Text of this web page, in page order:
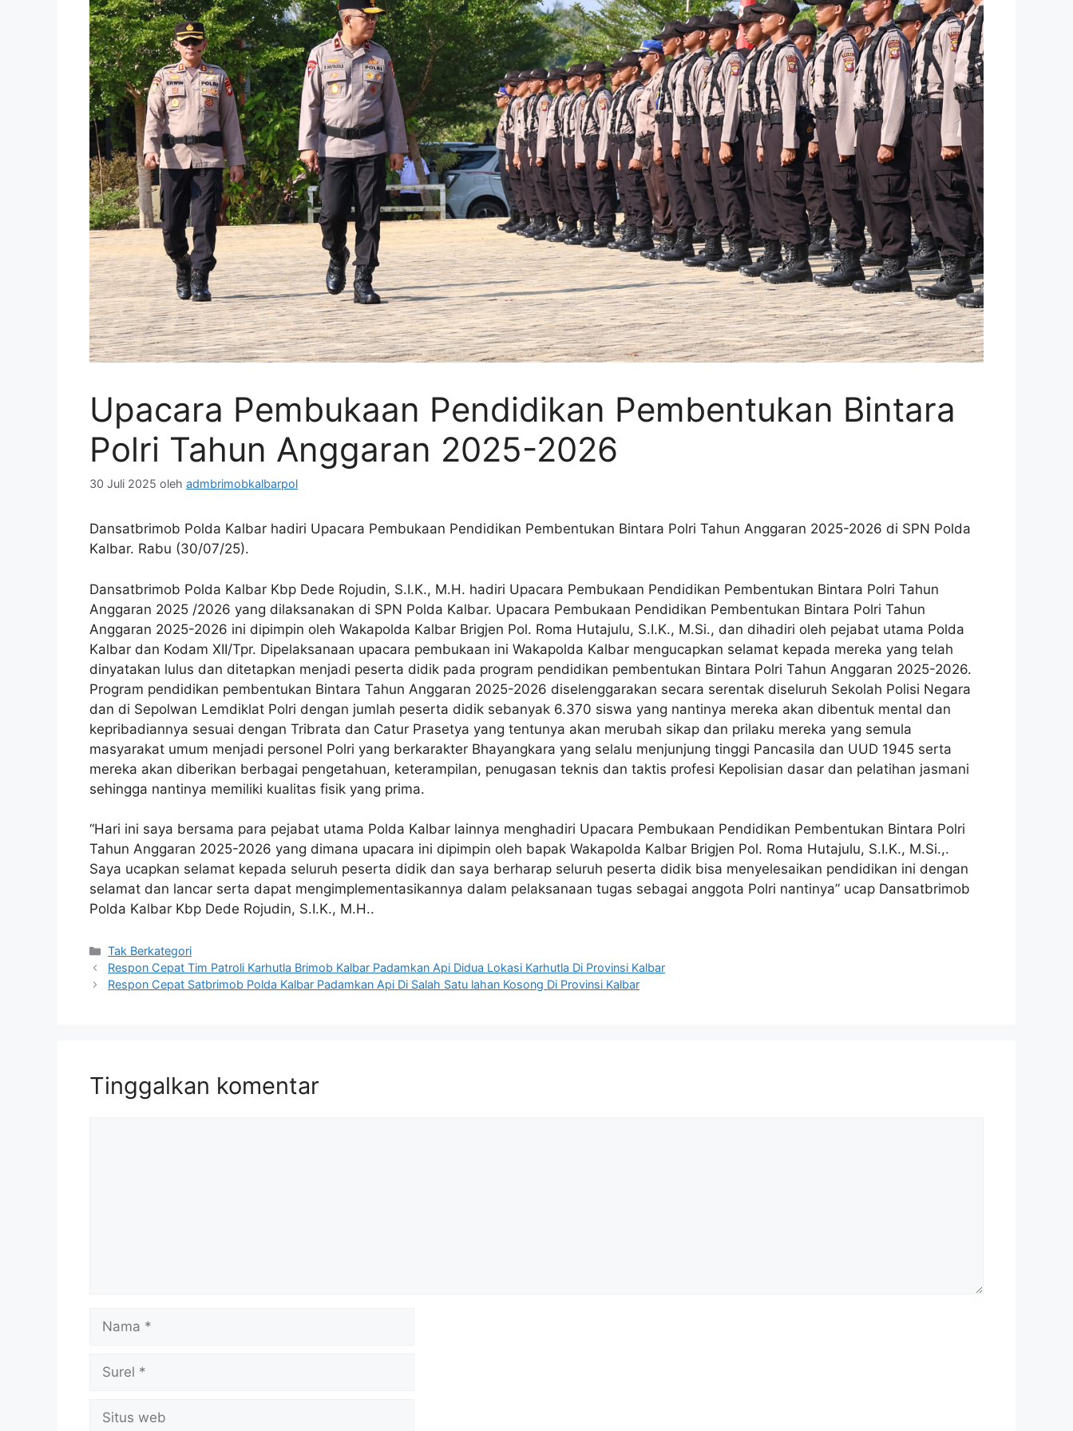
Upacara Pembukaan Pendidikan Pembentukan Bintara
Polri Tahun Anggaran 2025-2026
30 Juli 2025 oleh admbrimobkalbarpol
Dansatbrimob Polda Kalbar hadiri Upacara Pembukaan Pendidikan Pembentukan Bintara Polri Tahun Anggaran 2025-2026 di SPN Polda
Kalbar. Rabu (30/07/25).
Dansatbrimob Polda Kalbar Kbp Dede Rojudin, S.I.K., M.H. hadiri Upacara Pembukaan Pendidikan Pembentukan Bintara Polri Tahun
Anggaran 2025 /2026 yang dilaksanakan di SPN Polda Kalbar. Upacara Pembukaan Pendidikan Pembentukan Bintara Polri Tahun
Anggaran 2025-2026 ini dipimpin oleh Wakapolda Kalbar Brigjen Pol. Roma Hutajulu, S.I.K., M.Si., dan dihadiri oleh pejabat utama Polda
Kalbar dan Kodam XII/Tpr. Dipelaksanaan upacara pembukaan ini Wakapolda Kalbar mengucapkan selamat kepada mereka yang telah
dinyatakan lulus dan ditetapkan menjadi peserta didik pada program pendidikan pembentukan Bintara Polri Tahun Anggaran 2025-2026.
Program pendidikan pembentukan Bintara Tahun Anggaran 2025-2026 diselenggarakan secara serentak diseluruh Sekolah Polisi Negara
dan di Sepolwan Lemdiklat Polri dengan jumlah peserta didik sebanyak 6.370 siswa yang nantinya mereka akan dibentuk mental dan
kepribadiannya sesuai dengan Tribrata dan Catur Prasetya yang tentunya akan merubah sikap dan prilaku mereka yang semula
masyarakat umum menjadi personel Polri yang berkarakter Bhayangkara yang selalu menjunjung tinggi Pancasila dan UUD 1945 serta
mereka akan diberikan berbagai pengetahuan, keterampilan, penugasan teknis dan taktis profesi Kepolisian dasar dan pelatihan jasmani
sehingga nantinya memiliki kualitas fisik yang prima.
“Hari ini saya bersama para pejabat utama Polda Kalbar lainnya menghadiri Upacara Pembukaan Pendidikan Pembentukan Bintara Polri
Tahun Anggaran 2025-2026 yang dimana upacara ini dipimpin oleh bapak Wakapolda Kalbar Brigjen Pol. Roma Hutajulu, S.I.K., M.Si.,.
Saya ucapkan selamat kepada seluruh peserta didik dan saya berharap seluruh peserta didik bisa menyelesaikan pendidikan ini dengan
selamat dan lancar serta dapat mengimplementasikannya dalam pelaksanaan tugas sebagai anggota Polri nantinya” ucap Dansatbrimob
Polda Kalbar Kbp Dede Rojudin, S.I.K., M.H..
Kategori
Tak Berkategori
Respon Cepat Tim Patroli Karhutla Brimob Kalbar Padamkan Api Didua Lokasi Karhutla Di Provinsi Kalbar
Respon Cepat Satbrimob Polda Kalbar Padamkan Api Di Salah Satu lahan Kosong Di Provinsi Kalbar
Tinggalkan komentar
Nama
Surel
Situs